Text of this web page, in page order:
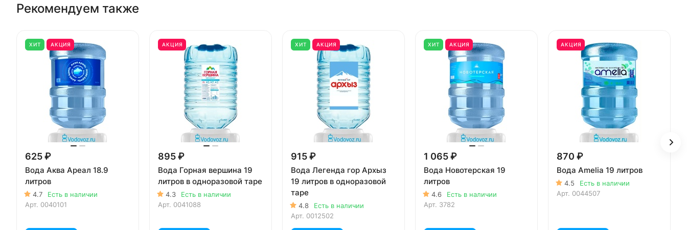
Рекомендуем также
ХИТ АКЦИЯ
625 ₽
Вода Аква Ареал 18.9
литров
4.7
Есть в наличии
Арт. 0040101
АКЦИЯ
895 ₽
Вода Горная вершина 19
литров в одноразовой таре
4.3
Есть в наличии
Арт. 0041088
ХИТ АКЦИЯ
915 ₽
Вода Легенда гор Архыз
19 литров в одноразовой
таре
4.8
Есть в наличии
Арт. 0012502
ХИТ АКЦИЯ
1 065 ₽
Вода Новотерская 19
литров
4.6
Есть в наличии
Арт. 3782
АКЦИЯ
870 ₽
Вода Amelia 19 литров
4.5
Есть в наличии
Арт. 0044507